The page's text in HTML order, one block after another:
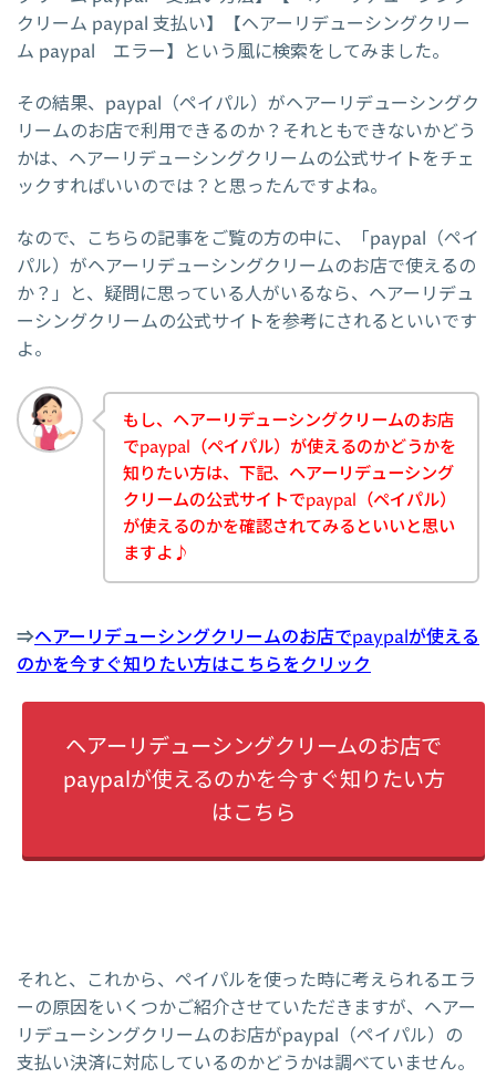
クリーム paypal 支払い】【ヘアーリデューシングクリー
ム paypal エラー】という風に検索をしてみました。
その結果、paypal（ペイパル）がヘアーリデューシングク
リームのお店で利用できるのか？それともできないかどう
かは、ヘアーリデューシングクリームの公式サイトをチェ
ックすればいいのでは？と思ったんですよね。
なので、こちらの記事をご覧の方の中に、「paypal（ペイ
パル）がヘアーリデューシングクリームのお店で使えるの
か？」と、疑問に思っている人がいるなら、ヘアーリデュ
ーシングクリームの公式サイトを参考にされるといいです
よ。
もし、ヘアーリデューシングクリームのお店
でpaypal（ペイパル）が使えるのかどうかを
知りたい方は、下記、ヘアーリデューシング
クリームの公式サイトでpaypal（ペイパル）
が使えるのかを確認されてみるといいと思い
ますよ♪
⇒ヘアーリデューシングクリームのお店でpaypalが使える
のかを今すぐ知りたい方はこちらをクリック
ヘアーリデューシングクリームのお店で
paypalが使えるのかを今すぐ知りたい方
はこちら
それと、これから、ペイパルを使った時に考えられるエラ
ーの原因をいくつかご紹介させていただきますが、ヘアー
リデューシングクリームのお店がpaypal（ペイパル）の
支払い決済に対応しているのかどうかは調べていません。